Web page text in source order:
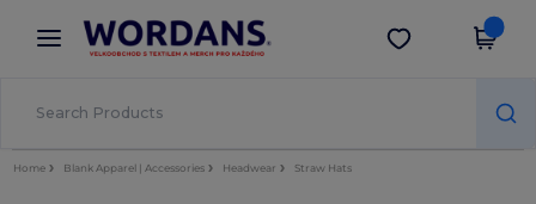
× Aplikace Wordans
Lepší ceny v aplikaci!
Stáhnout app
Home Blank Apparel | Accessories Headwear Straw Hats